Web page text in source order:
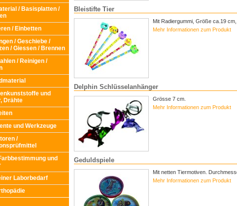
/ Basisplatten /
/ Einbetten
/ Geschiebe /
/ Giessen / Brennen
/ Reinigen /
und
Drähte
und Werkzeuge
/
und
Laborbedarf
Bleistifte Tier
Mit Radiergummi, Größe ca.19
Mehr Informationen zum Produkt
Delphin Schlüsselanhänger
Grösse 7 cm.
Mehr Informationen zum Produkt
Geduldspiele
Mit netten Tiermotiven.
Mehr Informationen zum Produkt